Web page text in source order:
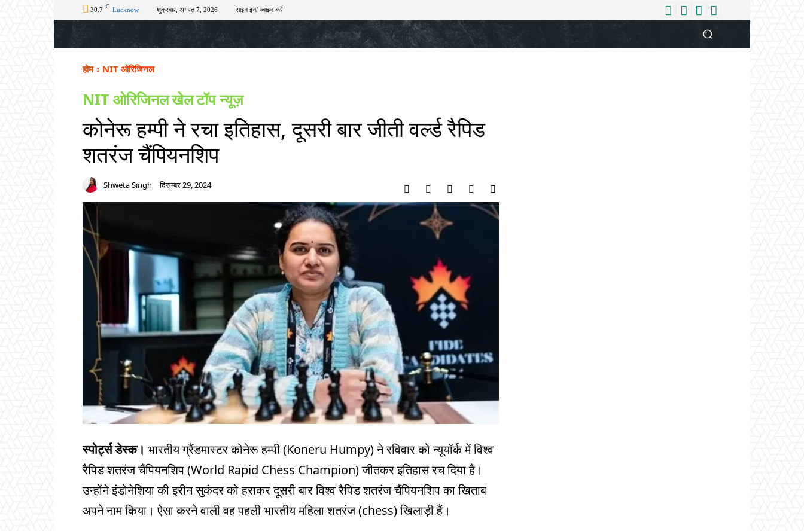
30.7 C Lucknow शुक्रवार, अगस्त 7, 2026 साइन इन/ ज्वाइन करें
अपराध चुनाव खेल टेक – ऑटो राज्य मनोरंजन लाइफस्टाइल बिजनेस आपकी आवाज
होम NIT ओरिजिनल
NIT ओरिजिनलखेलटॉप न्यूज़
कोनेरू हम्पी ने रचा इतिहास, दूसरी बार जीती वर्ल्ड रैपिड
शतरंज चैंपियनशिप
Shweta Singh दिसम्बर 29, 2024
स्पोर्ट्स डेस्क। भारतीय ग्रैंडमास्टर कोनेरू हम्पी (Koneru Humpy) ने रविवार को न्यूयॉर्क में विश्व
रैपिड शतरंज चैंपियनशिप (World Rapid Chess Champion) जीतकर इतिहास रच दिया है।
उन्होंने इंडोनेशिया की इरीन सुकंदर को हराकर दूसरी बार विश्व रैपिड शतरंज चैंपियनशिप का खिताब
अपने नाम किया। ऐसा करने वाली वह पहली भारतीय महिला शतरंज (chess) खिलाड़ी हैं।